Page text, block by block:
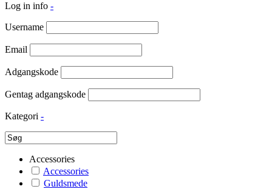
Log in info -
Username
Email
Adgangskode
Gentag adgangskode
Kategori -
Accessories
Accessories
Guldsmede